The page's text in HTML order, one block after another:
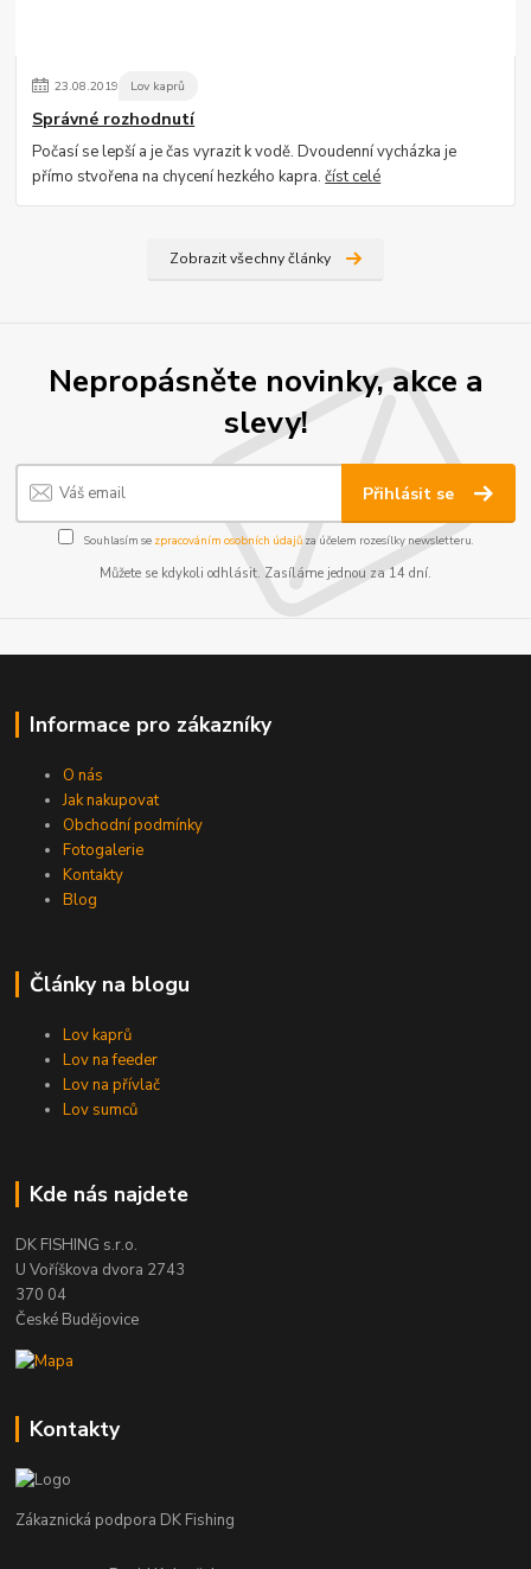
23.08.2019 Lov kaprů
Správné rozhodnutí
Počasí se lepší a je čas vyrazit k vodě. Dvoudenní vycházka je
přímo stvořena na chycení hezkého kapra.číst celé
Zobrazit všechny články
Nepropásněte novinky, akce a
slevy!
Přihlásit se
Souhlasím se zpracováním osobních údajůza účelem rozesílky newsletteru.
Můžete se kdykoli odhlásit. Zasíláme jednou za 14 dní.
Informace pro zákazníky
O nás
Jak nakupovat
Obchodní podmínky
Fotogalerie
Kontakty
Blog
Články na blogu
Lov kaprů
Lov na feeder
Lov na přívlač
Lov sumců
Kde nás najdete
DK FISHING s.r.o.
U Voříškova dvora 2743
370 04
České Budějovice
Kontakty
Zákaznická podpora DK Fishing